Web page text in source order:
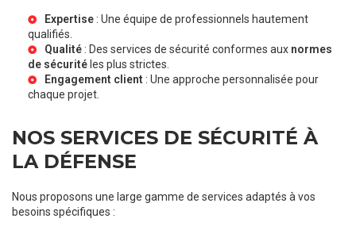
Expertise : Une équipe de professionnels hautement
qualifiés.
Qualité : Des services de sécurité conformes aux normes
de sécurité les plus strictes.
Engagement client : Une approche personnalisée pour
chaque projet.
NOS SERVICES DE SÉCURITÉ À
LA DÉFENSE
Nous proposons une large gamme de services adaptés à vos
besoins spécifiques :